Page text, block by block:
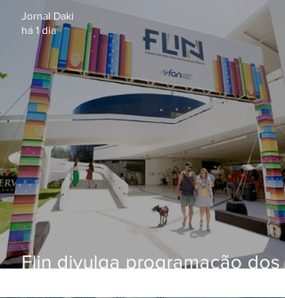
Flin divulga programação dos
Jornal Daki
há 1 dia